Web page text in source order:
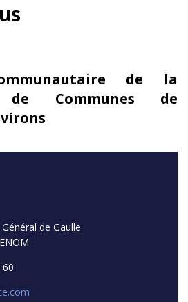
de la
de Communes de
de Gaulle